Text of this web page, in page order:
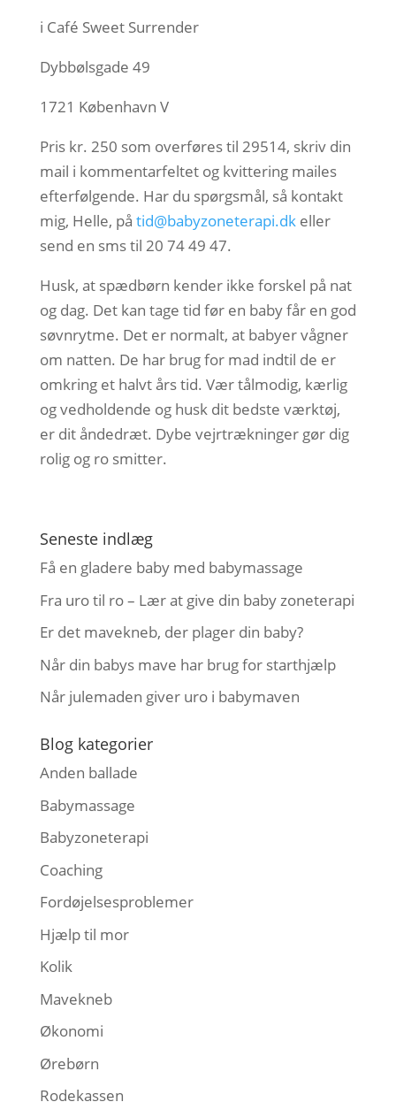
i Café Sweet Surrender
Dybbølsgade 49
1721 København V
Pris kr. 250 som overføres til 29514, skriv din
mail i kommentarfeltet og kvittering mailes
efterfølgende. Har du spørgsmål, så kontakt
mig, Helle, på tid@babyzoneterapi.dkeller
send en sms til 20 74 49 47.
Husk, at spædbørn kender ikke forskel på nat
og dag. Det kan tage tid før en baby får en god
søvnrytme. Det er normalt, at babyer vågner
om natten. De har brug for mad indtil de er
omkring et halvt års tid. Vær tålmodig, kærlig
og vedholdende og husk dit bedste værktøj,
er dit åndedræt. Dybe vejrtrækninger gør dig
rolig og ro smitter.
Seneste indlæg
Få en gladere baby med babymassage
Fra uro til ro – Lær at give din baby zoneterapi
Er det mavekneb, der plager din baby?
Når din babys mave har brug for starthjælp
Når julemaden giver uro i babymaven
Blog kategorier
Anden ballade
Babymassage
Babyzoneterapi
Coaching
Fordøjelsesproblemer
Hjælp til mor
Kolik
Mavekneb
Økonomi
Ørebørn
Rodekassen